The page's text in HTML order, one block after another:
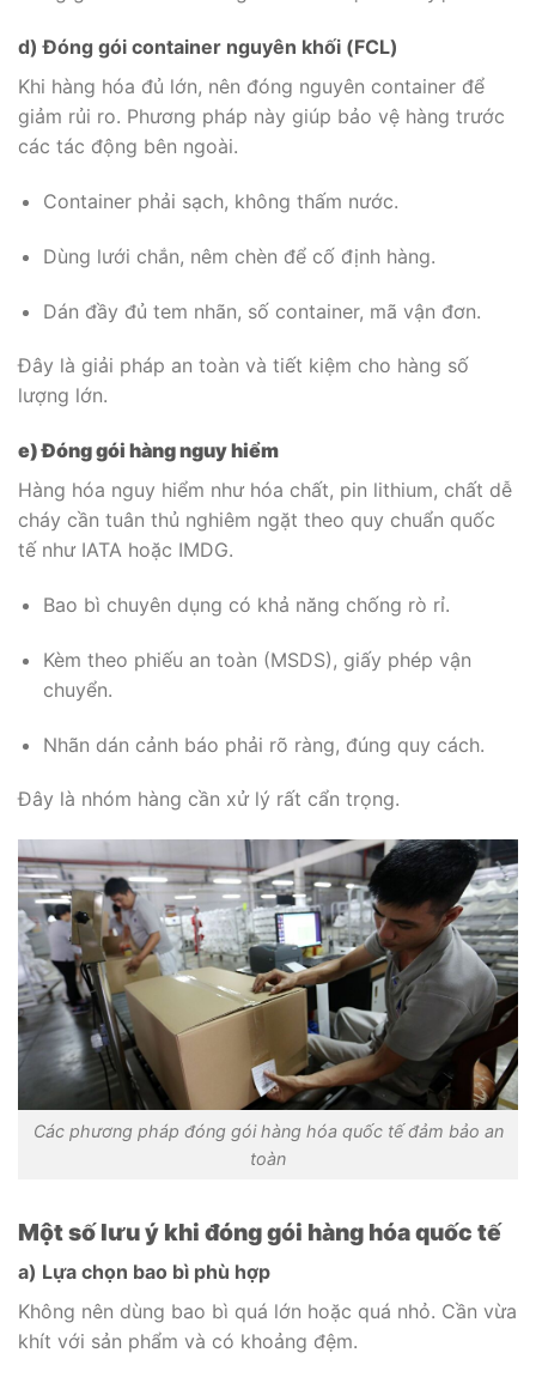
d) Đóng gói container nguyên khối (FCL)
Khi hàng hóa đủ lớn, nên đóng nguyên container để
giảm rủi ro. Phương pháp này giúp bảo vệ hàng trước
các tác động bên ngoài.
Container phải sạch, không thấm nước.
Dùng lưới chắn, nêm chèn để cố định hàng.
Dán đầy đủ tem nhãn, số container, mã vận đơn.
Đây là giải pháp an toàn và tiết kiệm cho hàng số
lượng lớn.
e) Đóng gói hàng nguy hiểm
Hàng hóa nguy hiểm như hóa chất, pin lithium, chất dễ
cháy cần tuân thủ nghiêm ngặt theo quy chuẩn quốc
tế như IATA hoặc IMDG.
Bao bì chuyên dụng có khả năng chống rò rỉ.
Kèm theo phiếu an toàn (MSDS), giấy phép vận
chuyển.
Nhãn dán cảnh báo phải rõ ràng, đúng quy cách.
Đây là nhóm hàng cần xử lý rất cẩn trọng.
Các phương pháp đóng gói hàng hóa quốc tế đảm bảo an
toàn
Một số lưu ý khi đóng gói hàng hóa quốc tế
a) Lựa chọn bao bì phù hợp
Không nên dùng bao bì quá lớn hoặc quá nhỏ. Cần vừa
khít với sản phẩm và có khoảng đệm.